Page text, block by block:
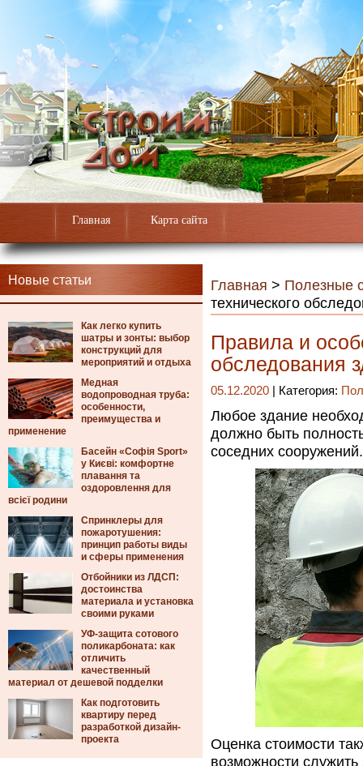
Главная Карта сайта
Новые статьи
Как легко купить
шатры и зонты: выбор
конструкций для
мероприятий и отдыха
Медная
водопроводная труба:
особенности,
преимущества и
применение
Басейн «Софія Sport»
у Києві: комфортне
плавання та
оздоровлення для
всієї родини
Спринклеры для
пожаротушения:
принцип работы виды
и сферы применения
Отбойники из ЛДСП:
достоинства
материала и установка
своими руками
УФ-защита сотового
поликарбоната: как
отличить
качественный
материал от дешевой подделки
Как подготовить
квартиру перед
разработкой дизайн-
проекта
Главная > Полезные
технического
Правила и
обследования
05.12.2020 | Категория:
Любое здание
должно быть
соседних сооружений.
Оценка стоимости
возможности